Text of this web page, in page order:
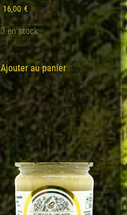
16,00 €
3 en stock
Ajouter au panier